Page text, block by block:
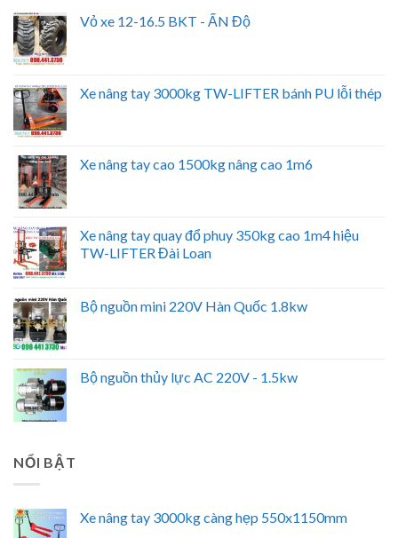
Vỏ xe 12-16.5 BKT - ẤN Độ
Xe nâng tay 3000kg TW-LIFTER bánh PU lỗi thép
Xe nâng tay cao 1500kg nâng cao 1m6
Xe nâng tay quay đổ phuy 350kg cao 1m4 hiệu
TW-LIFTER Đài Loan
Bộ nguồn mini 220V Hàn Quốc 1.8kw
Bộ nguồn thủy lực AC 220V - 1.5kw
NỔI BẬT
Xe nâng tay 3000kg càng hẹp 550x1150mm